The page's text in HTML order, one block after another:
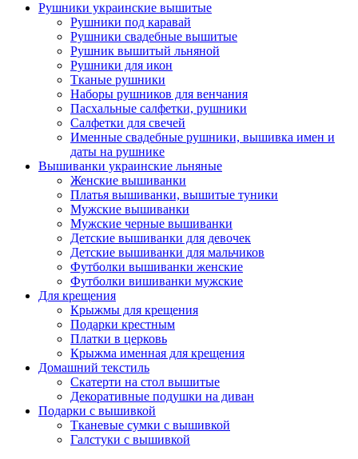
Рушники украинские вышитые
Рушники под каравай
Рушники свадебные вышитые
Рушник вышитый льняной
Рушники для икон
Тканые рушники
Наборы рушников для венчания
Пасхальные салфетки, рушники
Салфетки для свечей
Именные свадебные рушники, вышивка имен и
даты на рушнике
Вышиванки украинские льняные
Женские вышиванки
Платья вышиванки, вышитые туники
Мужские вышиванки
Мужские черные вышиванки
Детские вышиванки для девочек
Детские вышиванки для мальчиков
Футболки вышиванки женские
Футболки вишиванки мужские
Для крещения
Крыжмы для крещения
Подарки крестным
Платки в церковь
Крыжма именная для крещения
Домашний текстиль
Скатерти на стол вышитые
Декоративные подушки на диван
Подарки с вышивкой
Тканевые сумки с вышивкой
Галстуки с вышивкой